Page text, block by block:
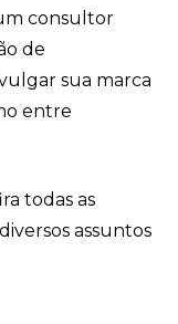
consultor
de
sua marca
entre
todas as
assuntos